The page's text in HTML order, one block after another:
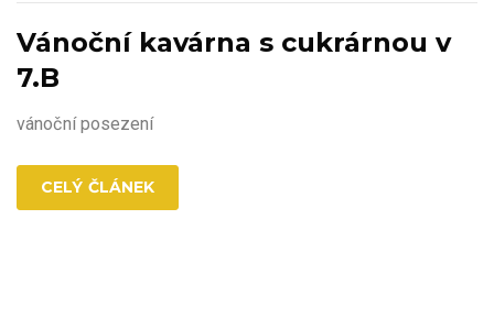
Vánoční kavárna s cukrárnou v
7.B
vánoční posezení
CELÝ ČLÁNEK